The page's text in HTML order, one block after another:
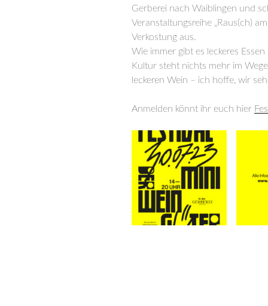
Gerberei nach Waiblingen und
Veranstaltungsreihe „Raus(ch)
Verkostung aus.
Wie immer gibt es leckeres
Kultur steht nichts mehr im
leckeren Wein – ich hoffe, wir
Anmelden könnt ihr euch hier